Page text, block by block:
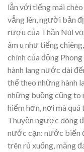
lẫn với tiếng mái
vẳng lên, người bản
rượu của Thần Núi
âm u như tiếng
chính của động
hành lang nước dài
thể theo những hành
những buồng cũng to
hiểm hơn, nơi mà
Thuyền ngược dòng
nước cạn: nước biến
trên rủ xuống, măng